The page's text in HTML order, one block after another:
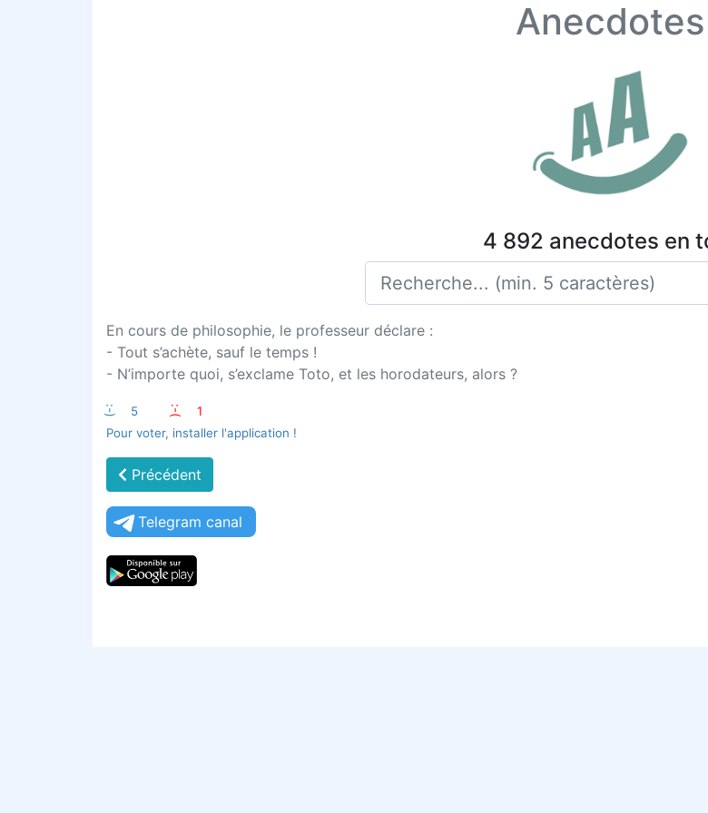
Anecdotes
4 892 anecdotes en
En cours de philosophie, le professeur déclare :
- Tout s’achète, sauf le temps !
- N’importe quoi, s’exclame Toto, et les horodateurs, alors ?
:-) 5 :-(
1
Pour voter, installer l'application !
Précédent
Telegram canal